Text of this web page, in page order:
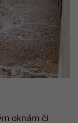
oknám či